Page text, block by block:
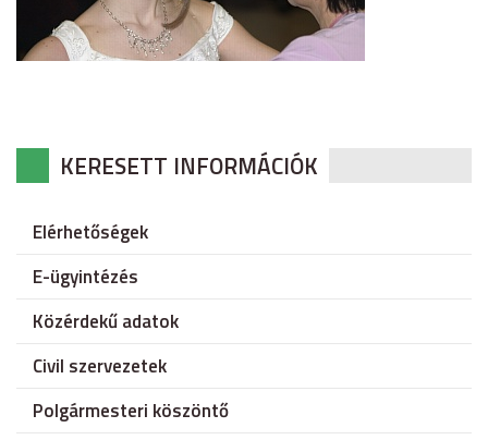
KERESETT INFORMÁCIÓK
Elérhetőségek
E-ügyintézés
Közérdekű adatok
Civil szervezetek
Polgármesteri köszöntő